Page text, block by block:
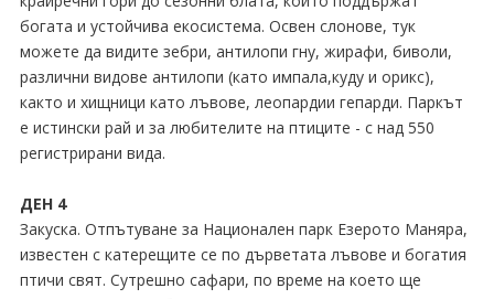
богата и устойчива екосистема. Освен слонове, тук
можете да видите зебри, антилопи гну, жирафи, биволи,
различни видове антилопи (като импала,куду и орикс),
както и хищници като лъвове, леопардии гепарди. Паркът
е истински рай и за любителите на птиците - с над 550
регистрирани вида.
ДЕН 4
Закуска. Отпътуване за Национален парк Езерото Маняра,
известен с катерещите се по дърветата лъвове и богатия
птичи свят. Сутрешно сафари, по време на което ще